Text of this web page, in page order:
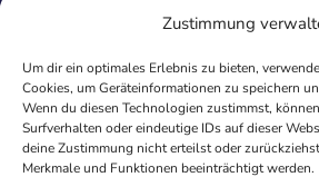
Zustimmung
Um dir ein optimales Erlebnis zu bieten,
Cookies, um Geräteinformationen zu speichern
Wenn du diesen Technologien zustimmst,
Surfverhalten oder eindeutige IDs auf dieser
deine Zustimmung nicht erteilst oder
Merkmale und Funktionen beeinträchtigt werden.
Information
Über uns
Kontakt
Inhaltsrichtlinien
Recht &
Impressum